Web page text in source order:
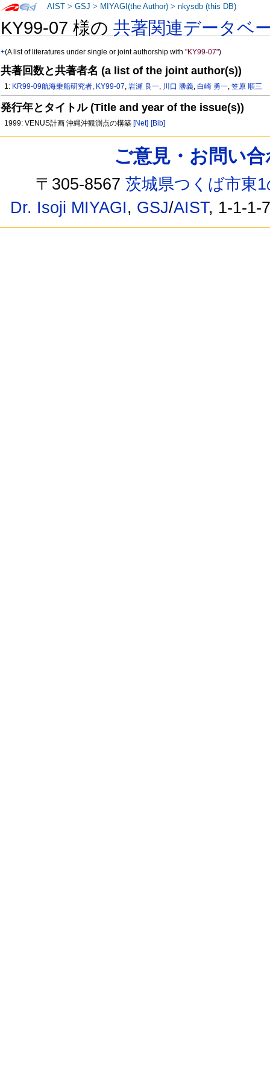
KY99-07 様の共著関連データベ
+(A list of literatures under single or joint authorship with"KY99-07")
共著回数と共著者名 (a list of the joint author(s))
1: KR99-09航海乗船研究者, KY99-07,岩瀬 良一, 川口 勝義,白崎 勇一,笠原 順三
発行年とタイトル (Title and year of the issue(s))
1999: VENUS計画 沖縄沖観測点の構築 [Net] [Bib]
AIST >GSJ > MIYAGI(the Author) >nkysdb (this DB)
ご意見・お問い
〒305-8567茨城県つくば市東
Dr. Isoji MIYAGI, GSJ/AIST, 1-1-1-